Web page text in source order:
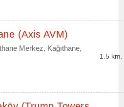
(Axis AVM)
Merkez, Kağıthane,
1.5 km.